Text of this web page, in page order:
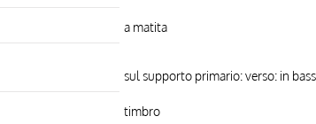
a matita
sul supporto primario: verso: in
timbro